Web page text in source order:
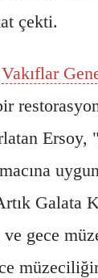
çekti.
Vakıflar
Ersoy,
Galata
ve gece